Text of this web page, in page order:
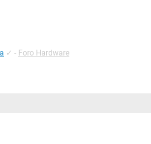
✓ - Foro Hardware